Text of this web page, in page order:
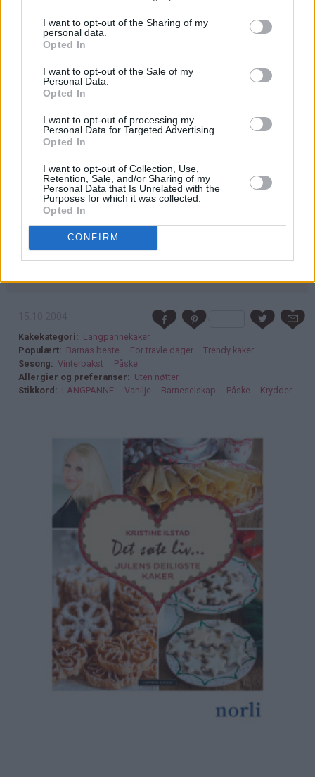
I want to opt-out of the Sharing of my
personal data.
Opted In
I want to opt-out of the Sale of my
Personal Data.
Opted In
I want to opt-out of processing my
Personal Data for Targeted Advertising.
Opted In
I want to opt-out of Collection, Use,
Retention, Sale, and/or Sharing of my
Personal Data that Is Unrelated with the
Purposes for which it was collected.
Opted In
CONFIRM
Det er viktig at du lar vaniljesausblandingen avkjøles
før du vender inn melet, ellers kan deigen bli seig og
kaken dermed bli deigete.
Rør minst mulig i deigen etter at hvetemelet er tilsatt.
lenger enn at deigen er blandet. Dette sikrer at kaken blir
myk og saftig og ikke tung og kompakt.
Du kan selvfølgelig også hvelve den ferdig stekte
kaken ut av formen og dra av bakepapiret, men da
risikerer du at en del av sukkeret drysser av. Av den
grunn pleier jeg heller å skjære kaken i formen og løfte
kakestykkene ut av langpannen med en stekespade.
Kakekategori
Langpannekaker
Populært
Barnas beste For travle dager
Trendy kaker
Sesong
Vinterbakst
Påske
Allergier og preferanser
Uten nøtter
Stikkord
LANGPANNE Vanilje Barneselskap Påske Krydder